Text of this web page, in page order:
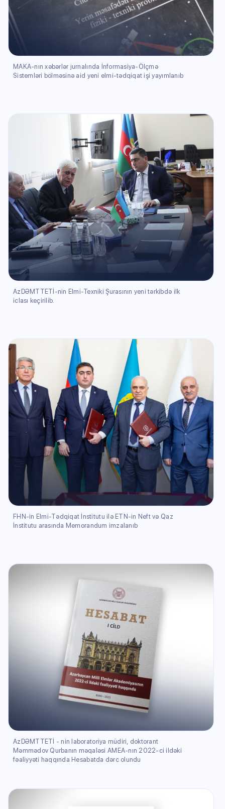
MAKA-nın xəbərlər jurnalında İnformasiya-Ölçmə
Sistemləri bölməsinə aid yeni elmi-tədqiqat işi yayımlanıb
AzDƏMTTETİ-nin Elmi-Texniki Şurasının yeni tərkibdə ilk
iclası keçirilib.
FHN-in Elmi-Tədqiqat İnstitutu ilə ETN-in Neft və Qaz
İnstitutu arasında Memorandum imzalanıb
AzDƏMTTETİ - nin laboratoriya müdiri, doktorant
Məmmədov Qurbanın məqaləsi AMEA-nın 2022-ci ildəki
fəaliyyəti haqqında Hesabatda dərc olundu